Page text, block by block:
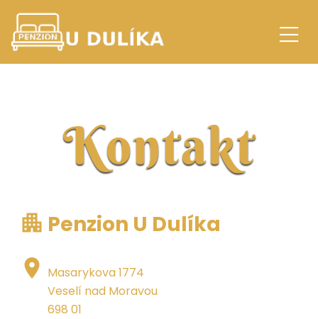
Kontakt
apartment Penzion U Dulíka
place Masarykova 1774
Veselí nad Moravou
698 01